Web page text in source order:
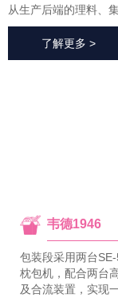
从生产后端的理料、
程，有效地减少了极
低了耗材损耗、帮助
了解更多 >
韦德1946
包装段采用两台
枕包机，配合两台
及合流装置，实现